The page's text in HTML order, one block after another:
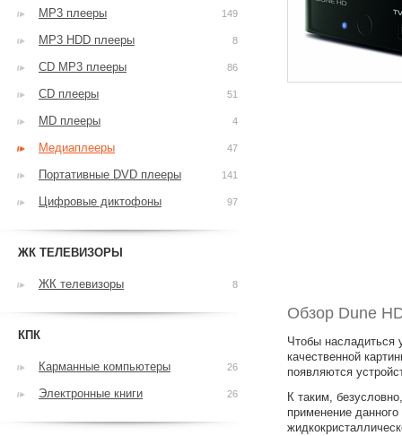
Обзор Dune
Чтобы
качественной
появляются
К таким,
применение
MP3 плееры 149
MP3 HDD плееры 8
CD MP3 плееры 86
CD плееры 51
MD плееры 4
Медиаплееры 47
Портативные DVD плееры 141
Цифровые диктофоны 97
ЖК ТЕЛЕВИЗОРЫ
ЖК телевизоры 8
КПК
Карманные компьютеры 26
Электронные книги 26